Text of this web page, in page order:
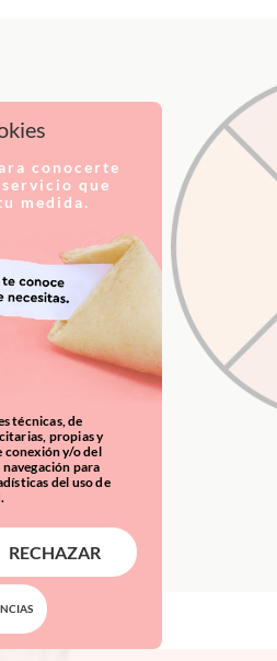
conocerte
que
medida.
técnicas, de
propias y
conexión y/o del
para
del uso de
RECHAZAR